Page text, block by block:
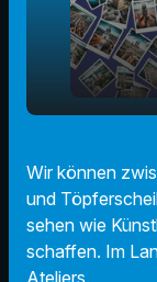
play_arrow
00:00
Wir können
und
sehen wie
schaffen. Im
Ateliers.